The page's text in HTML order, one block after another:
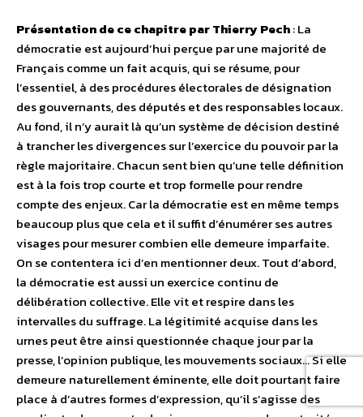
Présentation de ce chapitre par Thierry Pech: La
démocratie est aujourd’hui perçue par une majorité de
Français comme un fait acquis, qui se résume, pour
l’essentiel, à des procédures électorales de désignation
des gouvernants, des députés et des responsables locaux.
Au fond, il n’y aurait là qu’un système de décision destiné
à trancher les divergences sur l’exercice du pouvoir par la
règle majoritaire. Chacun sent bien qu’une telle définition
est à la fois trop courte et trop formelle pour rendre
compte des enjeux. Car la démocratie est en même temps
beaucoup plus que cela et il suffit d’énumérer ses autres
visages pour mesurer combien elle demeure imparfaite.
On se contentera ici d’en mentionner deux. Tout d’abord,
la démocratie est aussi un exercice continu de
délibération collective. Elle vit et respire dans les
intervalles du suffrage. La légitimité acquise dans les
urnes peut être ainsi questionnée chaque jour par la
presse, l’opinion publique, les mouvements sociaux… Si elle
demeure naturellement éminente, elle doit pourtant faire
place à d’autres formes d’expression, qu’il s’agisse des